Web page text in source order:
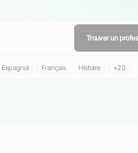
Trouver un
Espagnol Français Histoire +20